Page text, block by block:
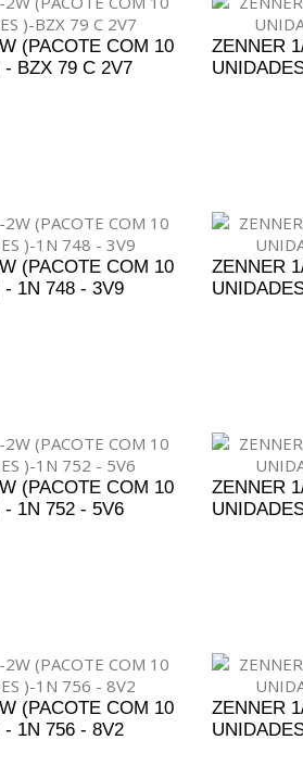
(PACOTE COM 10
BZX 79 C 2V7
ZENNER
(PACOTE COM 10
1N 748 - 3V9
ZENNER
(PACOTE COM 10
1N 752 - 5V6
ZENNER
(PACOTE COM 10
1N 756 - 8V2
ZENNER